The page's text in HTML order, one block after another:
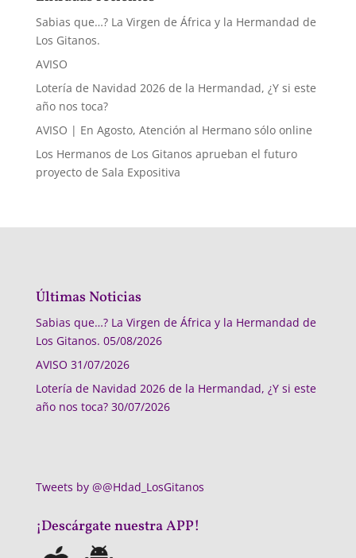
Sabias que…? La Virgen de África y la Hermandad de
Los Gitanos.
AVISO
Lotería de Navidad 2026 de la Hermandad, ¿Y si este
año nos toca?
AVISO | En Agosto, Atención al Hermano sólo online
Los Hermanos de Los Gitanos aprueban el futuro
proyecto de Sala Expositiva
Últimas Noticias
Sabias que…? La Virgen de África y la Hermandad de
Los Gitanos. 05/08/2026
AVISO 31/07/2026
Lotería de Navidad 2026 de la Hermandad, ¿Y si este
año nos toca? 30/07/2026
Tweets by @@Hdad_LosGitanos
¡Descárgate nuestra APP!